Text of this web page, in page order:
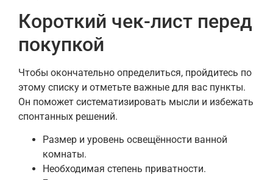
Короткий чек-лист перед
покупкой
Чтобы окончательно определиться, пройдитесь по
этому списку и отметьте важные для вас пункты.
Он поможет систематизировать мысли и избежать
спонтанных решений.
Размер и уровень освещённости ванной
комнаты.
Необходимая степень приватности.